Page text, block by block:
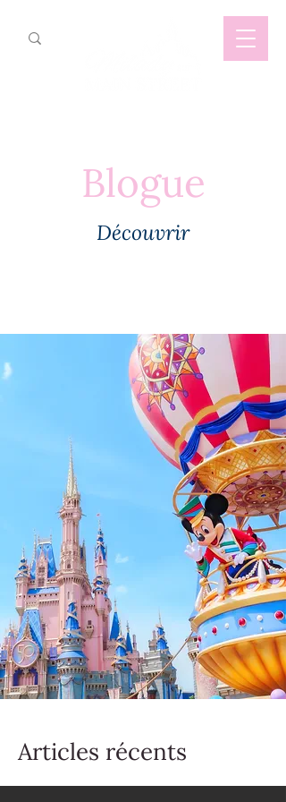
Blogue
Découvrir
Articles récents